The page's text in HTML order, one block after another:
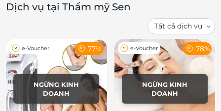
Dịch vụ tại Thẩm mỹ Sen
NGỪNG KINH
DOANH
e-Voucher 77%
NGỪNG KINH
DOANH
e-Voucher 78%